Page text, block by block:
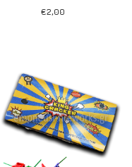
€2,00
Add to wishlist